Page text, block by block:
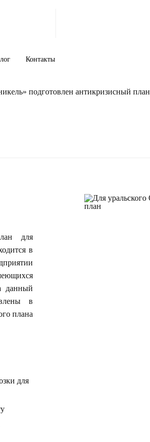
Контакты
подготовлен антикризисный план
для
в
данный
в
плана
для